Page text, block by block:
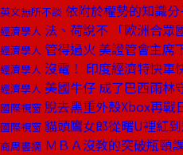
英文無所不談 依附於權勢的知識
經濟學人 法、荷說不 「歐洲合眾
經濟學人 管得過火 美證管會主席
經濟學人 沒電！ 印度經濟特快車
經濟學人 美國牛仔 成了巴西雨林
國際視窗 脫去黑重外殼Xbox再戰
國際視窗 貓頭鷹女郎從曙U裡紅
商周書摘 ＭＢＡ沒教的突破瓶頸